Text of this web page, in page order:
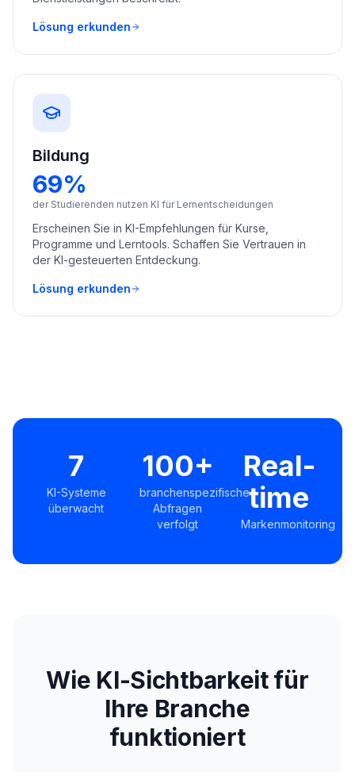
Lösung erkunden
Bildung
69%
der Studierenden nutzen KI für Lernentscheidungen
Erscheinen Sie in KI-Empfehlungen für Kurse,
Programme und Lerntools. Schaffen Sie Vertrauen in
der KI-gesteuerten Entdeckung.
Lösung erkunden
7
KI-Systeme
überwacht
100+
branchenspezifische
Abfragen
verfolgt
Real-
time
Markenmonitoring
Wie KI-Sichtbarkeit für
Ihre Branche
funktioniert